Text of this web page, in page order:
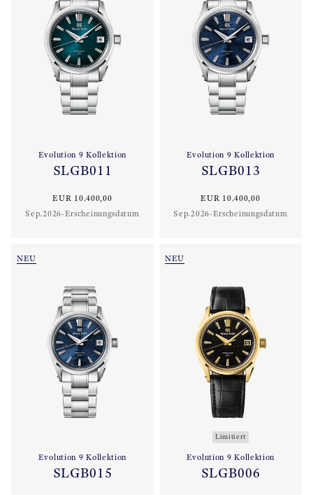
Evolution 9 Kollektion
SLGB011
EUR 10.400,00
Sep.2026-Erscheinungsdatum
Evolution 9 Kollektion
SLGB013
EUR 10.400,00
Sep.2026-Erscheinungsdatum
NEU
Evolution 9 Kollektion
SLGB015
NEU
Limitiert
Evolution 9 Kollektion
SLGB006